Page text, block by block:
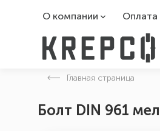
О компании
О компании
Оплата
Главная страница
Болт DIN 961